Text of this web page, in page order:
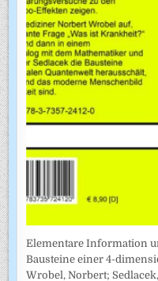
Elementare Information
Bausteine einer 4-
Wrobel, Norbert;